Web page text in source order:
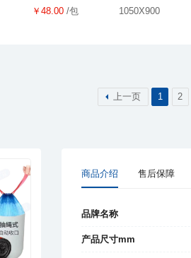
￥48.00 /包 1050X900
上一页 1 2
商品介绍 售后保障
品牌名称
产品尺寸mm